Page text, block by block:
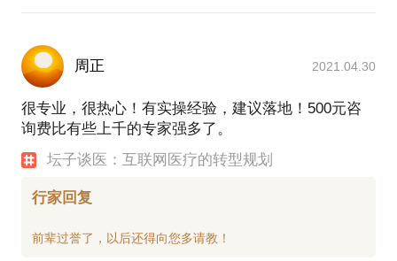
周正 2021.04.30
很专业，很热心！有实操经验，建议落地！500元咨
询费比有些上千的专家强多了。
坛子谈医：互联网医疗的转型规划
行家回复